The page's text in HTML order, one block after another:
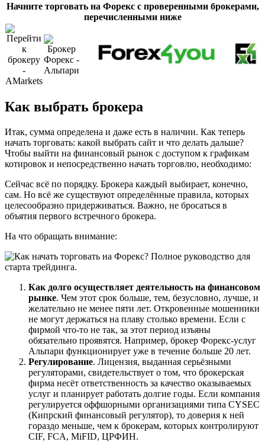
Начните торговать на Форекс с проверенными брокерами,
перечисленными ниже
Как выбрать брокера
Итак, сумма определена и даже есть в наличии. Как теперь
начать торговать: какой выбрать сайт и что делать дальше?
Чтобы выйти на финансовый рынок с доступом к графикам
котировок и непосредственно начать торговлю, необходимо:
Сейчас всё по порядку. Брокера каждый выбирает, конечно,
сам. Но всё же существуют определённые правила, которых
целесообразно придерживаться. Важно, не бросаться в
объятия первого встречного брокера.
На что обращать внимание:
Как долго осуществляет деятельность на финансовом
рынке. Чем этот срок больше, тем, безусловно, лучше, и
желательно не менее пяти лет. Откровенные мошенники
не могут держаться на плаву столько времени. Если с
фирмой что-то не так, за этот период изъяны
обязательно проявятся. Например, брокер Форекс-услуг
Альпари функционирует уже в течение больше 20 лет.
Регулирование. Лицензия, выданная серьёзными
регуляторами, свидетельствует о том, что брокерская
фирма несёт ответственность за качество оказываемых
услуг и планирует работать долгие годы. Если компания
регулируется оффшорными организациями типа CYSEC
(Кипрский финансовый регулятор), то доверия к ней
гораздо меньше, чем к брокерам, которых контролируют
CIF, FCA, MiFID, ЦРФИН.